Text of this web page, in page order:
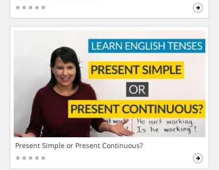
Present Simple or Present Continuous?